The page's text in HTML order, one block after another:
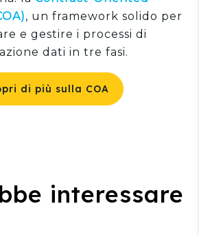
, un framework solido per
e gestire i processi di
dati in tre fasi.
di più sulla COA
interessare